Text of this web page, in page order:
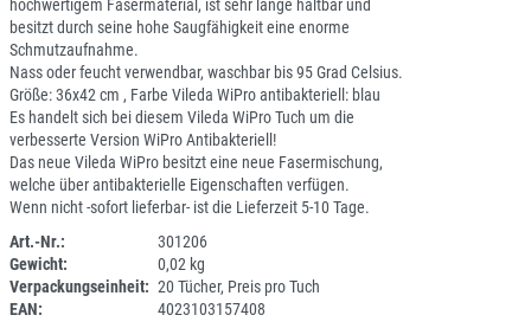
hochwertigem Fasermaterial, ist sehr lange haltbar und
besitzt durch seine hohe Saugfähigkeit eine enorme
Schmutzaufnahme.
Nass oder feucht verwendbar, waschbar bis 95 Grad Celsius.
Größe: 36x42 cm , Farbe Vileda WiPro antibakteriell: blau
Es handelt sich bei diesem Vileda WiPro Tuch um die
verbesserte Version WiPro Antibakteriell!
Das neue Vileda WiPro besitzt eine neue Fasermischung,
welche über antibakterielle Eigenschaften verfügen.
Wenn nicht -sofort lieferbar- ist die Lieferzeit 5-10 Tage.
Art.-Nr.:
301206
Gewicht:
0,02 kg
Verpackungseinheit: 20 Tücher, Preis pro Tuch
EAN:
4023103157408